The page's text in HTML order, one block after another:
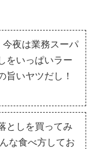
夜は業務スーパ
をいっぱいラー
旨いヤツだし！
としを買ってみ
な食べ方してお